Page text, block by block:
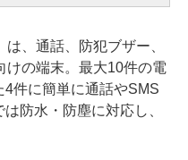
、通話、防犯ブザー、
けの端末。最大10件の電
件に簡単に通話やSMS
防水・防塵に対応し、